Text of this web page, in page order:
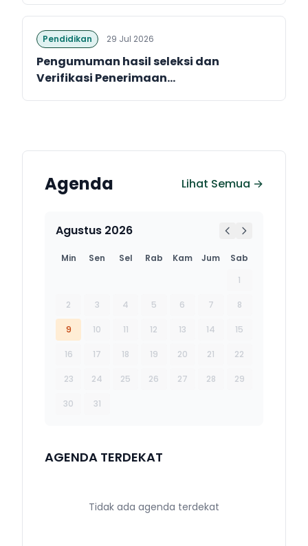
Pendidikan 29 Jul 2026
Pengumuman hasil seleksi dan
Verifikasi Penerimaan...
Agenda Lihat Semua →
Agustus 2026
Min Sen Sel Rab Kam Jum
Sab
1
2 3 4 5 6 7 8
9 10 11 12 13 14 15
16 17 18 19 20 21 22
23 24 25 26 27 28 29
30 31
AGENDA TERDEKAT
Tidak ada agenda terdekat